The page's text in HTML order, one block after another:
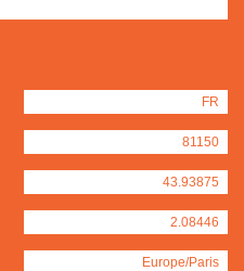
FR
81150
43.93875
2.08446
Europe/Paris